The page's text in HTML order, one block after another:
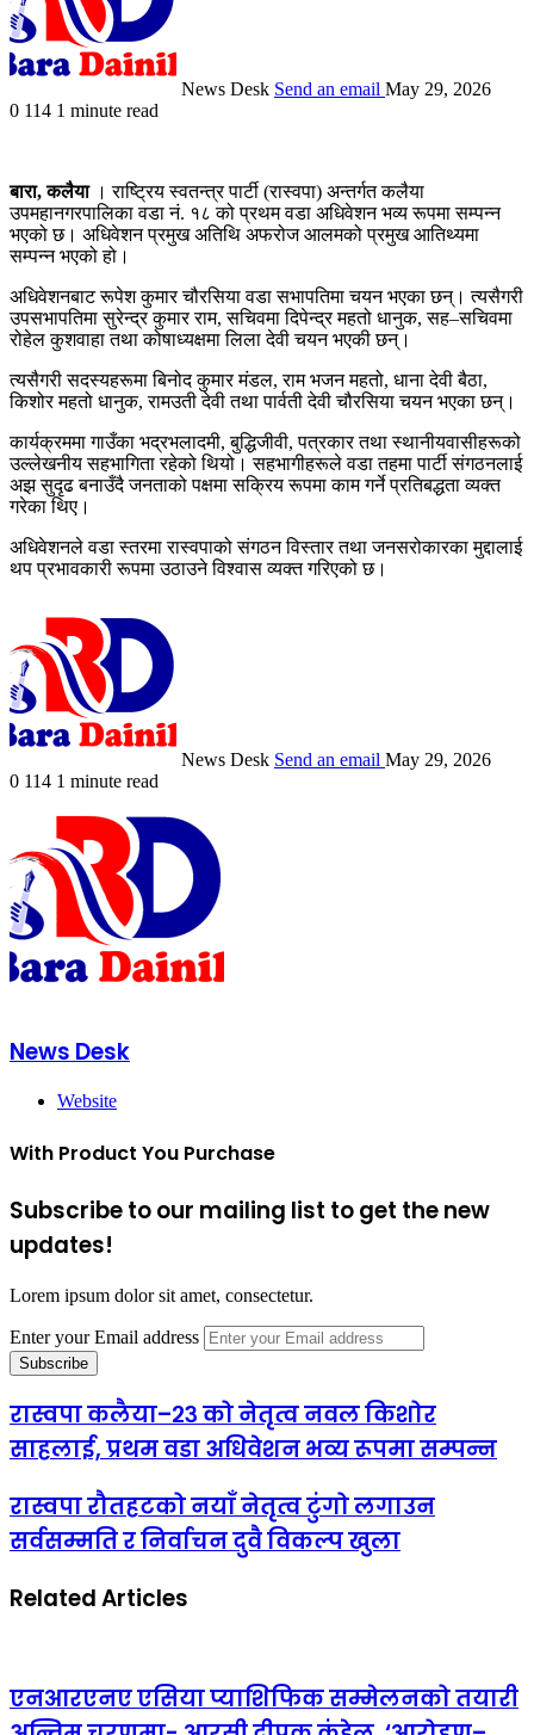
News Desk Send an email May 29, 2026
0 114 1 minute read
बारा, कलैया। राष्ट्रिय स्वतन्त्र पार्टी (रास्वपा) अन्तर्गत कलैया
उपमहानगरपालिका वडा नं. १८ को प्रथम वडा अधिवेशन भव्य रूपमा सम्पन्न
भएको छ। अधिवेशन प्रमुख अतिथि अफरोज आलमको प्रमुख आतिथ्यमा
सम्पन्न भएको हो।
अधिवेशनबाट रूपेश कुमार चौरसिया वडा सभापतिमा चयन भएका छन्। त्यसैगरी
उपसभापतिमा सुरेन्द्र कुमार राम, सचिवमा दिपेन्द्र महतो धानुक, सह–सचिवमा
रोहेल कुशवाहा तथा कोषाध्यक्षमा लिला देवी चयन भएकी छन्।
त्यसैगरी सदस्यहरूमा बिनोद कुमार मंडल, राम भजन महतो, धाना देवी बैठा,
किशोर महतो धानुक, रामउती देवी तथा पार्वती देवी चौरसिया चयन भएका छन्।
कार्यक्रममा गाउँका भद्रभलादमी, बुद्धिजीवी, पत्रकार तथा स्थानीयवासीहरूको
उल्लेखनीय सहभागिता रहेको थियो। सहभागीहरूले वडा तहमा पार्टी संगठनलाई
अझ सुदृढ बनाउँदै जनताको पक्षमा सक्रिय रूपमा काम गर्ने प्रतिबद्धता व्यक्त
गरेका थिए।
अधिवेशनले वडा स्तरमा रास्वपाको संगठन विस्तार तथा जनसरोकारका मुद्दालाई
थप प्रभावकारी रूपमा उठाउने विश्वास व्यक्त गरिएको छ।
News Desk Send an email May 29, 2026
0 114 1 minute read
News Desk
Website
With Product You Purchase
Subscribe to our mailing list to get the new
updates!
Lorem ipsum dolor sit amet, consectetur.
Enter your Email address
रास्वपा कलैया–२३ को नेतृत्व नवल किशोर
साहलाई, प्रथम वडा अधिवेशन भव्य रूपमा सम्पन्न
रास्वपा रौतहटको नयाँ नेतृत्व टुंगो लगाउन
सर्वसम्मति र निर्वाचन दुवै विकल्प खुला
Related Articles
एनआरएनए एसिया प्याशिफिक सम्मेलनको तयारी